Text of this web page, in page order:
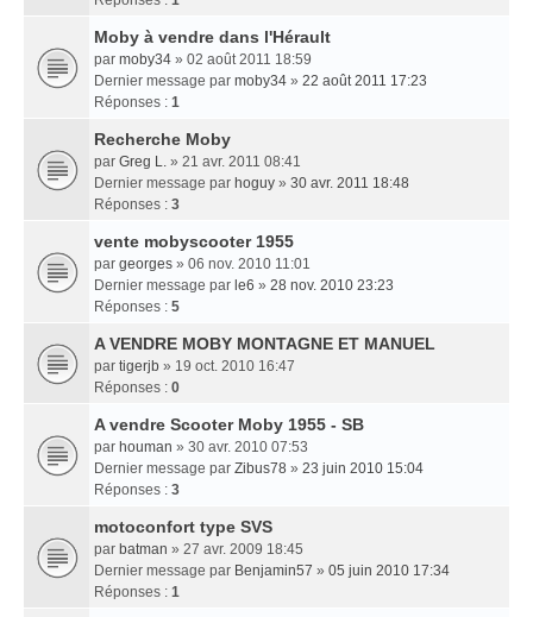
Moby à vendre dans l'Hérault
par moby34 » 02 août 2011 18:59
Dernier message par moby34 » 22 août 2011 17:23
Réponses : 1
Recherche Moby
par Greg L. » 21 avr. 2011 08:41
Dernier message par hoguy » 30 avr. 2011 18:48
Réponses : 3
vente mobyscooter 1955
par georges » 06 nov. 2010 11:01
Dernier message par le6 » 28 nov. 2010 23:23
Réponses : 5
A VENDRE MOBY MONTAGNE ET MANUEL
par tigerjb » 19 oct. 2010 16:47
Réponses : 0
A vendre Scooter Moby 1955 - SB
par houman » 30 avr. 2010 07:53
Dernier message par Zibus78 » 23 juin 2010 15:04
Réponses : 3
motoconfort type SVS
par batman » 27 avr. 2009 18:45
Dernier message par Benjamin57 » 05 juin 2010 17:34
Réponses : 1